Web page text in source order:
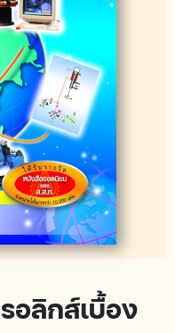
อลิกส์เบื้อง